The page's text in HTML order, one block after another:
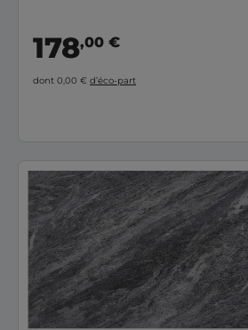
178,00 €
dont 0,00 € d’éco-part